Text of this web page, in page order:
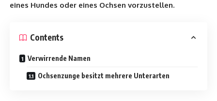
eines Hundes oder eines Ochsen vorzustellen.
Contents
Verwirrende Namen
Ochsenzunge besitzt mehrere Unterarten